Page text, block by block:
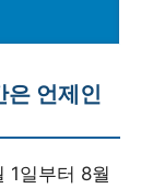
은 언제인
1일부터 8월